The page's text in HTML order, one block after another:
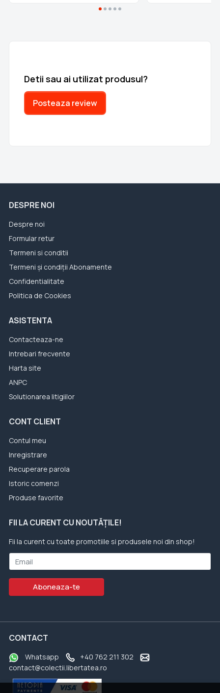
Detii sau ai utilizat produsul?
Posteaza review
DESPRE NOI
Despre noi
Formular retur
Termeni si conditii
Termeni și condiții Abonamente
Confidentialitate
Politica de Cookies
ASISTENTA
Contacteaza-ne
Intrebari frecvente
Harta site
ANPC
Solutionarea litigiilor
CONT CLIENT
Contul meu
Inregistrare
Recuperare parola
Istoric comenzi
Produse favorite
FII LA CURENT CU NOUTĂȚILE!
Fii la curent cu toate promotiile si produsele noi din shop!
Email
Aboneaza-te
CONTACT
Whatsapp
+40 762 211 302
contact@colectii.libertatea.ro